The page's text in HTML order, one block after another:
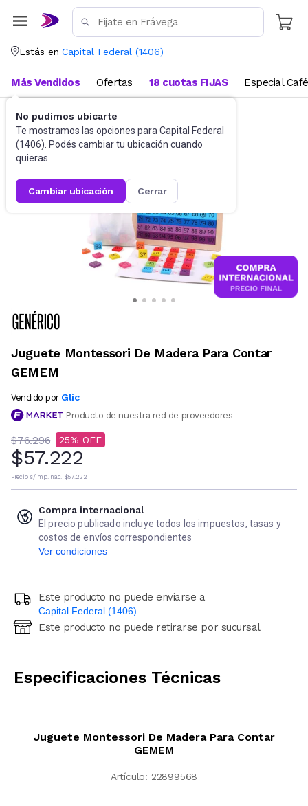
Estás en Capital Federal (1406)
No pudimos ubicarte
Te mostramos las opciones para Capital Federal
(1406). Podés cambiar tu ubicación cuando
quieras.
cambiar ubicación cerrar
Más Vendidos Ofertas 18 cuotas FIJAS Especial Café
Didácticos Para niños
Juguete Montessori De Madera Para Contar
GEMEM
Vendido por Glic
Producto de nuestra red de proveedores
$76.296 25
$57.222
Precio s/imp. nac. $57.222
Compra internacional
El precio publicado incluye todos los impuestos, tasas y
costos de envíos correspondientes
Ver condiciones
Este producto no puede enviarse a
Capital Federal (1406)
Ingresá código postal (sólo números)
Este producto no puede retirarse por sucursal
Especificaciones Técnicas
Juguete Montessori De Madera Para Contar
GEMEM
Artículo: 22899568